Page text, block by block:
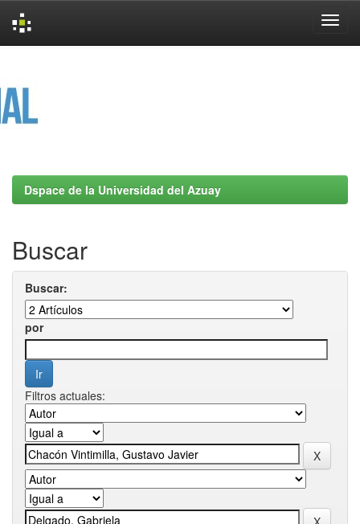
Dspace de la Universidad del Azuay
Buscar
Buscar:
por
Filtros actuales: